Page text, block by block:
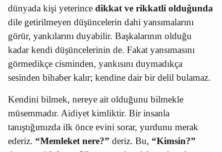
dünyada kişi yeterince dikkat ve rikkatli olduğunda
dile getirilmeyen düşüncelerin dahi yansımalarını
görür, yankılarını duyabilir. Başkalarının olduğu
kadar kendi düşüncelerinin de. Fakat yansımasını
görmedikçe cisminden, yankısını duymadıkça
sesinden bihaber kalır; kendine dair bir delil bulamaz.
Kendini bilmek, nereye ait olduğunu bilmekle
müsemmadır. Aidiyet kimliktir. Bir insanla
tanıştığımızda ilk önce evini sorar, yurdunu merak
ederiz. “Memleket nere?” deriz. Bu, “Kimsin?”